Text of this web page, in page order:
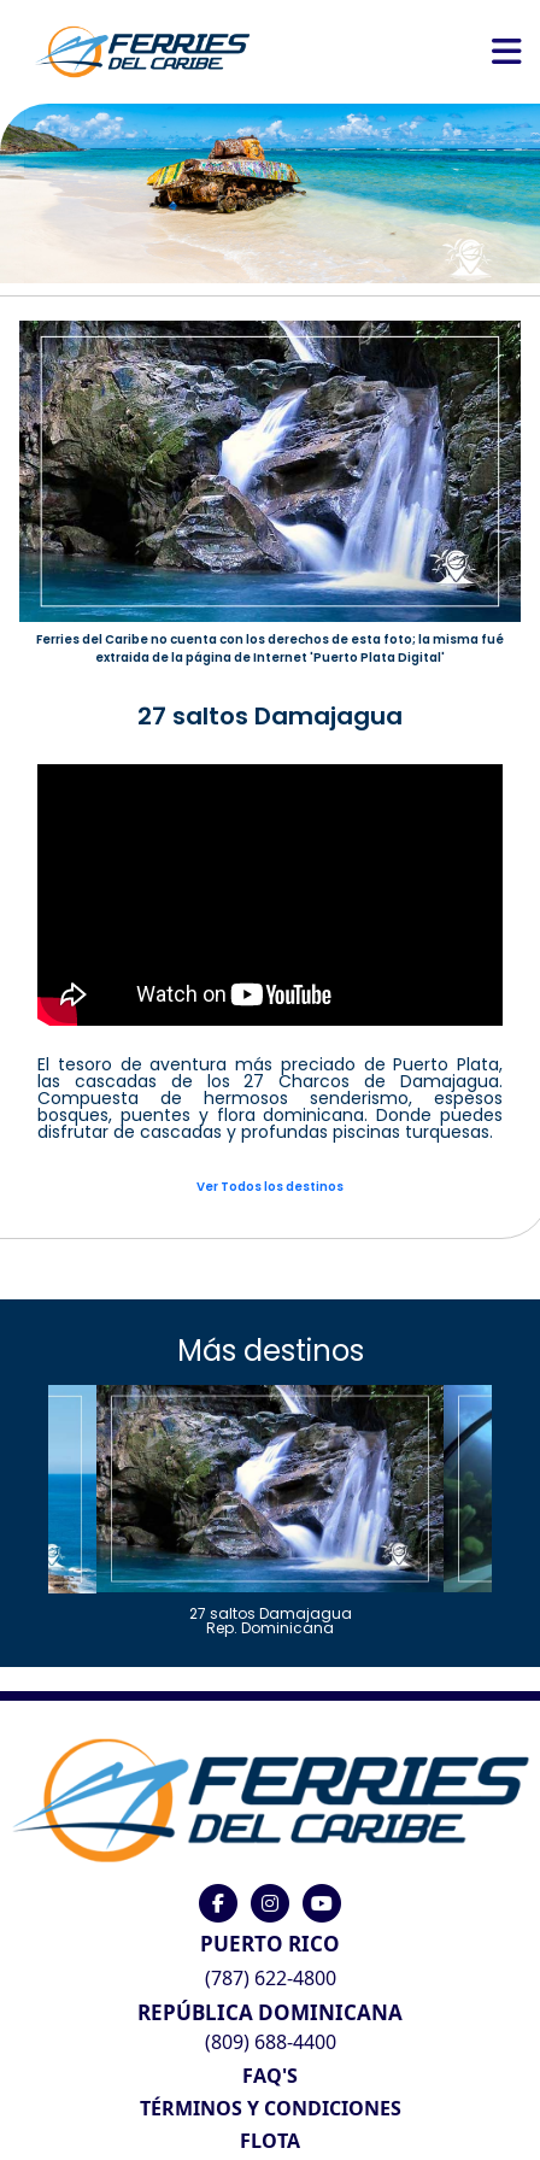
Ferries del Caribe no cuenta con los derechos de esta foto; la misma fué
extraida de la página de Internet 'Puerto Plata Digital'
27 saltos Damajagua
El tesoro de aventura más preciado de Puerto Plata,
las cascadas de los 27 Charcos de Damajagua.
Compuesta de hermosos senderismo, espesos
bosques, puentes y flora dominicana. Donde puedes
disfrutar de cascadas y profundas piscinas turquesas.
Ver Todos los destinos
Más destinos
27 saltos Damajagua
Rep. Dominicana
PUERTO RICO
(787) 622-4800
REPÚBLICA DOMINICANA
(809) 688-4400
FAQ'S
TÉRMINOS Y CONDICIONES
FLOTA